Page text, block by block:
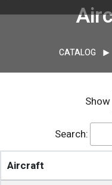
CATALOG
Show
Search:
Aircraft